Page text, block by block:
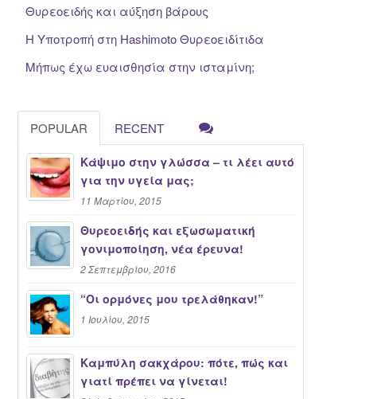
Θυρεοειδής και αύξηση βάρους
Η Υποτροπή στη Hashimoto Θυρεοειδίτιδα
Μήπως έχω ευαισθησία στην ισταμίνη;
POPULAR RECENT
Κάψιμο στην γλώσσα – τι λέει αυτό
για την υγεία μας;
11 Μαρτίου, 2015
Θυρεοειδής και εξωσωματική
γονιμοποίηση, νέα έρευνα!
2 Σεπτεμβρίου, 2016
“Oι ορμόνες μου τρελάθηκαν!”
1 Ιουλίου, 2015
Καμπύλη σακχάρου: πότε, πώς και
γιατί πρέπει να γίνεται!